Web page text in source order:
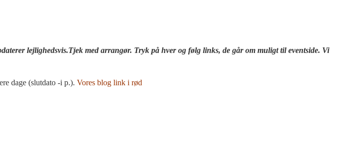
lejlighedsvis.Tjek med arrangør. Tryk på hver og følg links, de går om muligt til eventside. Vi
dage (slutdato -i p.). Vores blog link i rød